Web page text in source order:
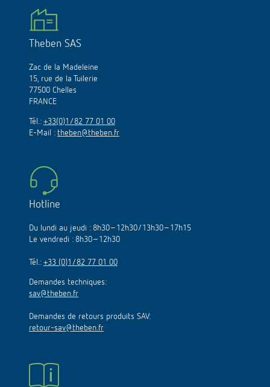
Theben SAS
Zac de la Madeleine
15, rue de la Tuilerie
77500 Chelles
FRANCE
Tél.: +33(0)1/82 77 01 00
E-Mail : theben@theben.fr
Hotline
Du lundi au jeudi : 8h30–12h30/13h30–17h15
Le vendredi : 8h30–12h30
Tél.: +33 (0)1/82 77 01 00
Demandes techniques:
sav@theben.fr
Demandes de retours produits SAV:
retour-sav@theben.fr